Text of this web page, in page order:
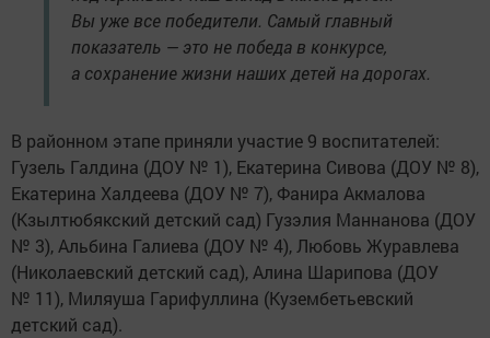
Вы уже все победители. Самый главный
показатель — это не победа в конкурсе,
а сохранение жизни наших детей на дорогах.
В районном этапе приняли участие 9 воспитателей:
Гузель Галдина (ДОУ № 1), Екатерина Сивова (ДОУ № 8),
Екатерина Халдеева (ДОУ № 7), Фанира Акмалова
(Кзылтюбякский детский сад) Гузэлия Маннанова (ДОУ
№ 3), Альбина Галиева (ДОУ № 4), Любовь Журавлева
(Николаевский детский сад), Алина Шарипова (ДОУ
№ 11), Миляуша Гарифуллина (Кузембетьевский
детский сад).